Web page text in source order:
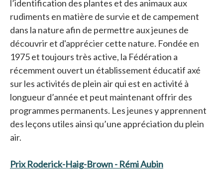
l’identification des plantes et des animaux aux
rudiments en matière de survie et de campement
dans la nature afin de permettre aux jeunes de
découvrir et d'apprécier cette nature. Fondée en
1975 et toujours très active, la Fédération a
récemment ouvert un établissement éducatif axé
sur les activités de plein air qui est en activité à
longueur d’année et peut maintenant offrir des
programmes permanents. Les jeunes y apprennent
des leçons utiles ainsi qu’une appréciation du plein
air.
Prix Roderick-Haig-Brown - Rémi Aubin